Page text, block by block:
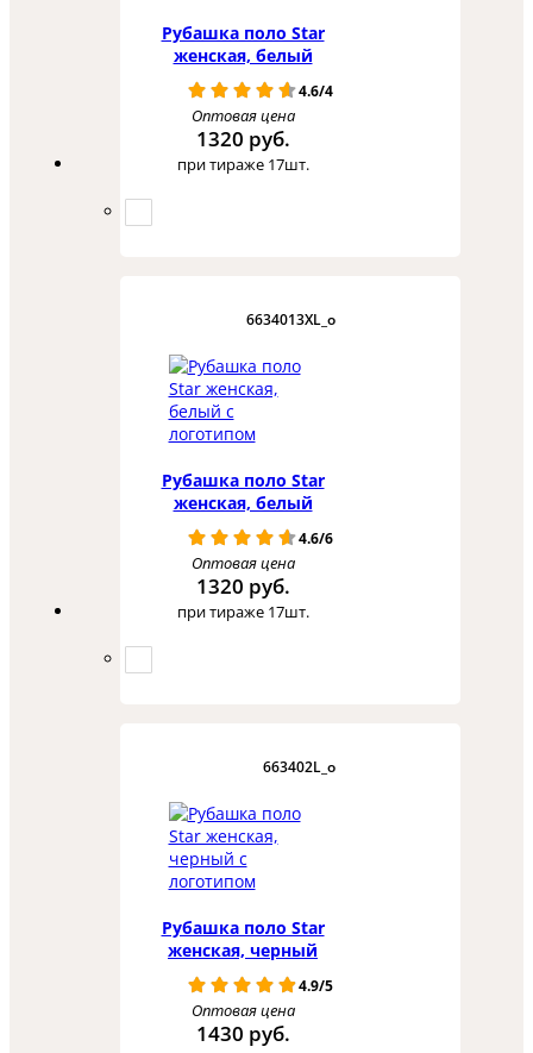
Рубашка поло Star
женская, белый
4.6/4
Оптовая цена
1320 руб.
при тираже 17шт.
6634013XL_o
Рубашка поло Star
женская, белый
4.6/6
Оптовая цена
1320 руб.
при тираже 17шт.
663402L_o
Рубашка поло Star
женская, черный
4.9/5
Оптовая цена
1430 руб.